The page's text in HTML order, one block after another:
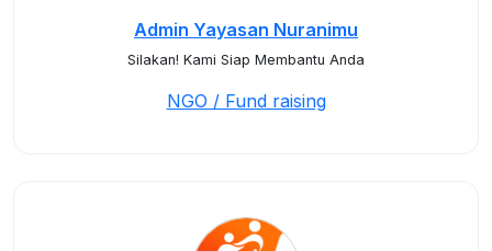
Admin Yayasan Nuranimu
Silakan! Kami Siap Membantu Anda
NGO / Fund raising